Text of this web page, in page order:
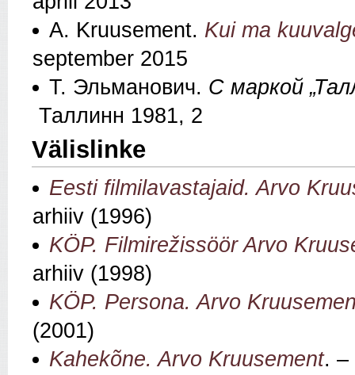
A. Kruusement. Kui ma
september 2015
Т. Эльманович. С маркой
Таллинн 1981, 2
Välislinke
Eesti filmilavastajaid. Arvo
arhiiv (1996)
KÖP. Filmirežissöör Arvo
arhiiv (1998)
KÖP. Persona. Arvo
(2001)
Kahekõne. Arvo Kruusement. –